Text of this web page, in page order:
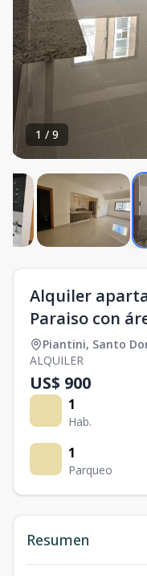
1 / 9
Alquiler
Paraiso con
Piantini, Santo
ALQUILER
US$ 900
1
Hab.
1
Parqueo
Resumen